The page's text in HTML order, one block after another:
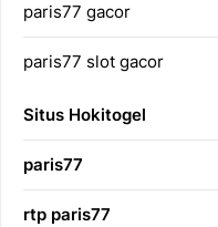
paris77 gacor
paris77 slot gacor
Situs Hokitogel
paris77
rtp paris77